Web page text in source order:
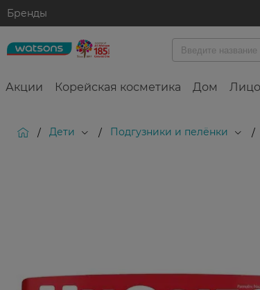
Бренды
Акции Корейская косметика Дом Лицо
/ Дети / Подгузники и пелёнки /